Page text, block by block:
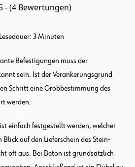
- (4 Bewertungen)
3Minuten
Befestigungen muss der
sein. Ist der Verankerungsgrund
Schritt eine Grobbestimmung des
werden.
einfach festgestellt werden, welcher
auf den Lieferschein des Stein-
oft aus. Bei Beton ist grundsätzlich